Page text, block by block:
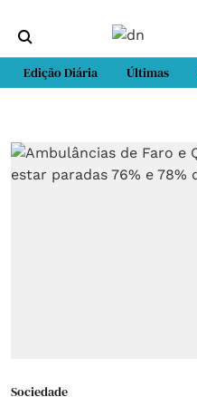
Edição Diária Últimas
Sociedade